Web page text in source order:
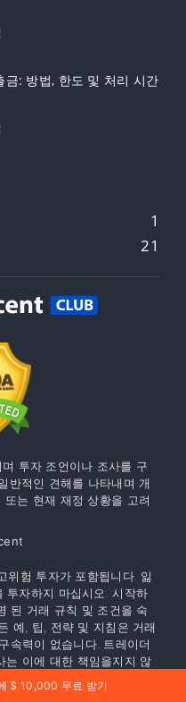
: 방법, 한도 및 처리 시간
1
21
투자 조언이나 조사를 구
반적인 견해를 나타내며 개
는 현재 재정 상황을 고려
위험 투자가 포함됩니다. 잃
투자하지 마십시오. 시작하
된 거래 규칙 및 조건을 숙
예, 팁, 전략 및 지침은 거래
속력이 없습니다. 트레이더
는 이에 대한 책임을지지 않
인트 빈센트 그레나딘에서
빈센트 그레나딘 주권 국가
$ 10,000 무료 받기